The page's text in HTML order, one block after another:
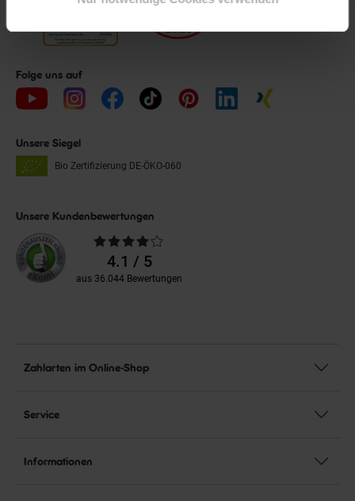
Folge uns auf
Unsere Siegel
Bio Zertifizierung DE-ÖKO-060
Unsere Kundenbewertungen
Durchschnittliche
Bewertungen4.1 / 5
aus 36.044 Bewertungen
Zahlarten im Online-Shop
Service
Informationen